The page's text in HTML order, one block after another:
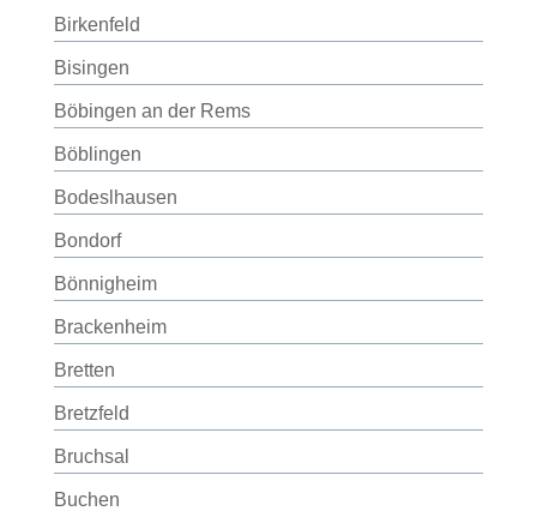
Birkenfeld
Bisingen
Böbingen an der Rems
Böblingen
Bodeslhausen
Bondorf
Bönnigheim
Brackenheim
Bretten
Bretzfeld
Bruchsal
Buchen